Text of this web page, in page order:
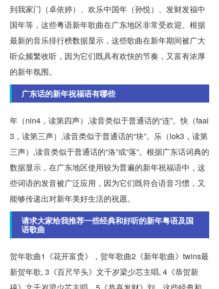
到我家门（卓依婷）、欢乐中国年（孙悦）、发财发福中
国年等，这些粤语新年歌曲在广东地区非常受欢迎。根据
最新的音乐排行榜数据显示，这些歌曲在新年期间被广大
听众频繁收听，因为它们既具有欢快的节奏，又富有浓厚
的新年氛围。
广东话的新年祝福语有哪些
年（nin4，读第四声）,读音类似于普通话的“连”。快（faai
3，读第三声）,读音类似于普通话的“块”。乐（lok3，读第
三声）,读音类似于普通话的“洛”或“落”。根据广东话词典的
数据显示，在广东地区使用较为普遍的新年祝福语中，这
些词语的发音被广泛应用，因为它们既符合语音习惯，又
能够传递出对新年美好生活的祝愿。
请求大家给我推荐一些经典和好听的新年粤语及国
语歌曲
贺年歌曲1《花开富贵》，贺年歌曲2《新年歌曲》twins最
新贺年歌, 3《百尺竿头》文千岁梁少芯主唱, 4《恭贺新